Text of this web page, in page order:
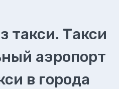
такси. Такси
аэропорт
в города